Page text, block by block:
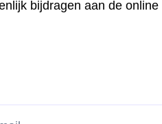
bijdragen aan de